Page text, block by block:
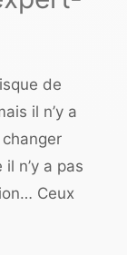
de
il n’y a
n’y a pas
Ceux